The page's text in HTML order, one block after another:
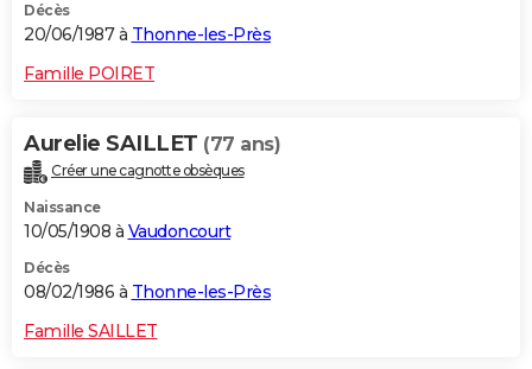
Décès
20/06/1987 à Thonne-les-Près
Famille POIRET
Aurelie SAILLET (77 ans)
Créer une cagnotte obsèques
Naissance
10/05/1908 à Vaudoncourt
Décès
08/02/1986 à Thonne-les-Près
Famille SAILLET